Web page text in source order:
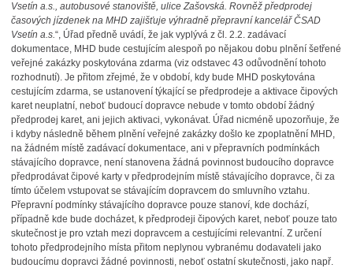
Vsetín a.s., autobusové stanoviště, ulice Zašovská. Rovněž předprodej
časových jízdenek na MHD zajišťuje výhradně přepravní kancelář ČSAD
Vsetín a.s.“, Úřad předně uvádí, že jak vyplývá z čl. 2.2. zadávací
dokumentace, MHD bude cestujícím alespoň po nějakou dobu plnění šetřené
veřejné zakázky poskytována zdarma (viz odstavec 43 odůvodnění tohoto
rozhodnutí). Je přitom zřejmé, že v období, kdy bude MHD poskytována
cestujícím zdarma, se ustanovení týkající se předprodeje a aktivace čipových
karet neuplatní, neboť budoucí dopravce nebude v tomto období žádný
předprodej karet, ani jejich aktivaci, vykonávat. Úřad nicméně upozorňuje, že
i kdyby následně během plnění veřejné zakázky došlo ke zpoplatnění MHD,
na žádném místě zadávací dokumentace, ani v přepravních podmínkách
stávajícího dopravce, není stanovena žádná povinnost budoucího dopravce
předprodávat čipové karty v předprodejním místě stávajícího dopravce, či za
tímto účelem vstupovat se stávajícím dopravcem do smluvního vztahu.
Přepravní podmínky stávajícího dopravce pouze stanoví, kde dochází,
případně kde bude docházet, k předprodeji čipových karet, neboť pouze tato
skutečnost je pro vztah mezi dopravcem a cestujícími relevantní. Z určení
tohoto předprodejního místa přitom neplynou vybranému dodavateli jako
budoucímu dopravci žádné povinnosti, neboť ostatní skutečnosti, jako např.